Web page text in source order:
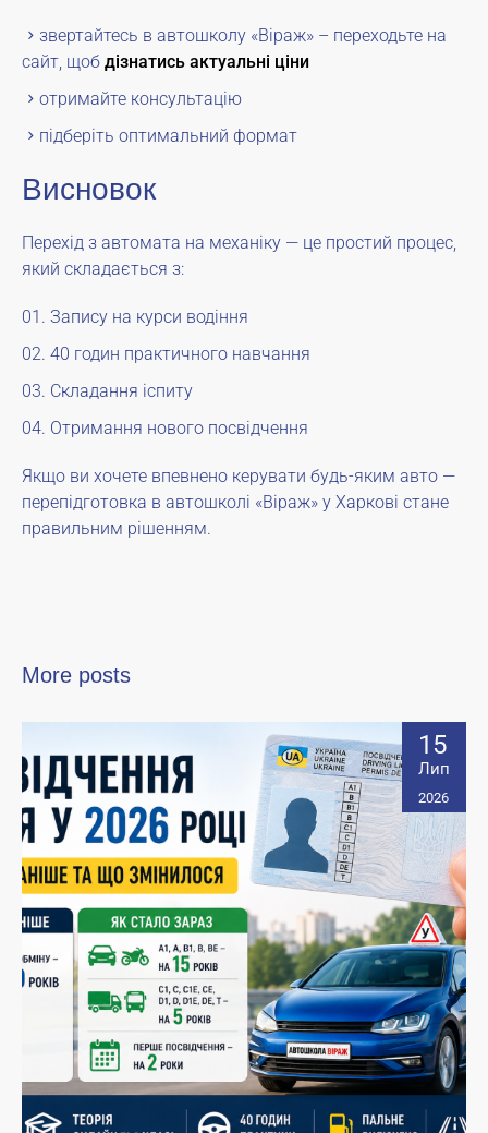
звертайтесь в автошколу «Віраж» – переходьте на
сайт, щоб дізнатись актуальні ціни
отримайте консультацію
підберіть оптимальний формат
Висновок
Перехід з автомата на механіку — це простий процес,
який складається з:
Запису на курси водіння
40 годин практичного навчання
Складання іспиту
Отримання нового посвідчення
Якщо ви хочете впевнено керувати будь-яким авто —
перепідготовка в автошколі «Віраж» у Харкові стане
правильним рішенням.
More posts
15
Лип
2026